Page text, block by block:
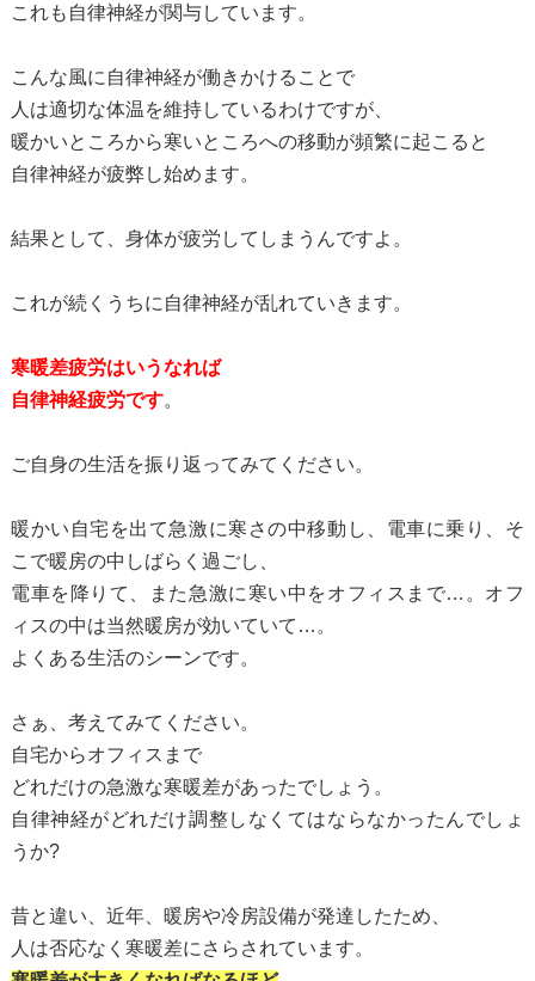
これも自律神経が関与しています。
こんな風に自律神経が働きかけることで
人は適切な体温を維持しているわけですが、
暖かいところから寒いところへの移動が頻繁に起こると
自律神経が疲弊し始めます。
結果として、身体が疲労してしまうんですよ。
これが続くうちに自律神経が乱れていきます。
寒暖差疲労はいうなれば
自律神経疲労です。
ご自身の生活を振り返ってみてください。
暖かい自宅を出て急激に寒さの中移動し、電車に乗り、そ
こで暖房の中しばらく過ごし、
電車を降りて、また急激に寒い中をオフィスまで…。オフ
ィスの中は当然暖房が効いていて…。
よくある生活のシーンです。
さぁ、考えてみてください。
自宅からオフィスまで
どれだけの急激な寒暖差があったでしょう。
自律神経がどれだけ調整しなくてはならなかったんでしょ
うか?
昔と違い、近年、暖房や冷房設備が発達したため、
人は否応なく寒暖差にさらされています。